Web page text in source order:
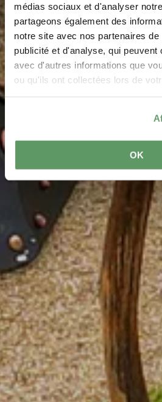
médias sociaux et d'analyser
partageons également des
notre site avec nos partenaires
publicité et d'analyse, qui
avec d'autres informations que
ou qu'ils ont collectées lors de
OK
Spielplatz
Wo? Rue Kahlenbeerch,